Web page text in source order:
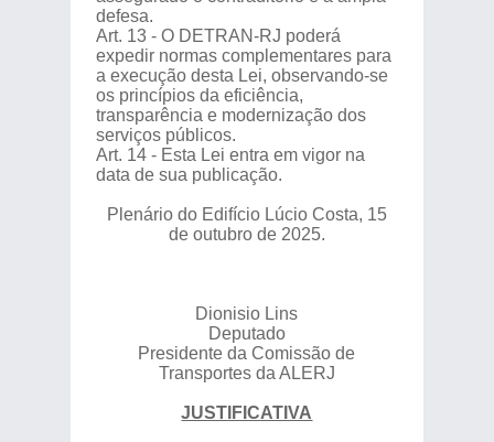
defesa.
Art. 13 - O DETRAN-RJ poderá
expedir normas complementares para
a execução desta Lei, observando-se
os princípios da eficiência,
transparência e modernização dos
serviços públicos.
Art. 14 - Esta Lei entra em vigor na
data de sua publicação.
Plenário do Edifício Lúcio Costa, 15
de outubro de 2025.
Dionisio Lins
Deputado
Presidente da Comissão de
Transportes da ALERJ
JUSTIFICATIVA